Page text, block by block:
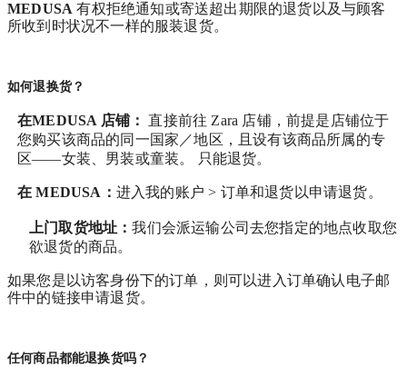
MEDUSA有权拒绝通知或寄送超出期限的退货以及与顾客
所收到时状况不一样的服装退货。
如何退换货？
在MEDUSA 店铺：直接前往 Zara 店铺，前提是店铺位于
您购买该商品的同一国家／地区，且设有该商品所属的专
区——女装、男装或童装。 只能退货。
在MEDUSA ： 进入我的账户 > 订单和退货 以申请退货。
上门取货地址：我们会派运输公司去您指定的地点收取您
欲退货的商品。
如果您是以访客身份下的订单，则可以进入订单确认电子邮
件中的链接申请退货。
任何商品都能退换货吗？